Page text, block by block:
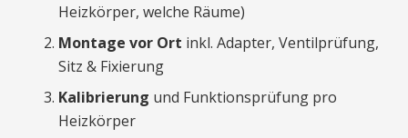
Heizkörper, welche Räume)
Montage vor Ort inkl. Adapter, Ventilprüfung,
Sitz & Fixierung
Kalibrierung und Funktionsprüfung pro
Heizkörper